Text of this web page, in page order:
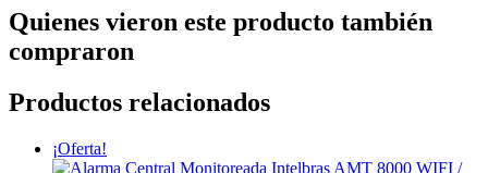
Quienes vieron este producto también
compraron
Productos relacionados
¡Oferta!